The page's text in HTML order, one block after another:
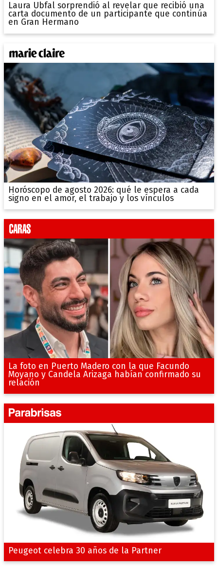
Laura Ubfal sorprendió al revelar que recibió una
carta documento de un participante que continúa
en Gran Hermano
Horóscopo de agosto 2026: qué le espera a cada
signo en el amor, el trabajo y los vínculos
La foto en Puerto Madero con la que Facundo
Moyano y Candela Arizaga habían confirmado su
relación
Peugeot celebra 30 años de la Partner